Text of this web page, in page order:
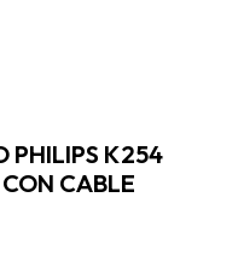
PHILIPS K254
CABLE